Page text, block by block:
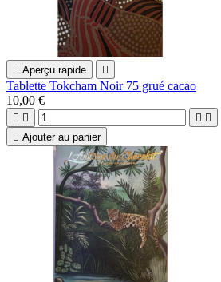
 Aperçu rapide 
Tablette Tokcham Noir 75 grué cacao
10,00 €
   
 Ajouter au panier